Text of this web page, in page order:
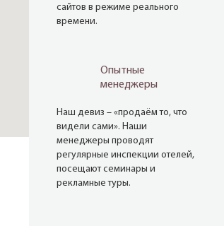
сайтов в режиме реального
времени.
Опытные
менеджеры
Наш девиз – «продаём то, что
видели сами». Наши
менеджеры проводят
регулярные инспекции отелей,
посещают семинары и
рекламные туры.